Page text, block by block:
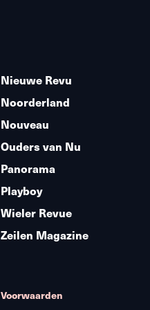
Nieuwe Revu
Noorderland
Nouveau
Ouders van Nu
Panorama
Playboy
Wieler Revue
Zeilen Magazine
Voorwaarden